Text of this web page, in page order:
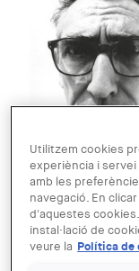
27 FEB
a Coderch"
Utilitzem cookies
experiència i
amb les
navegació. En
d'aquestes
instal·lació de
veure la Política de